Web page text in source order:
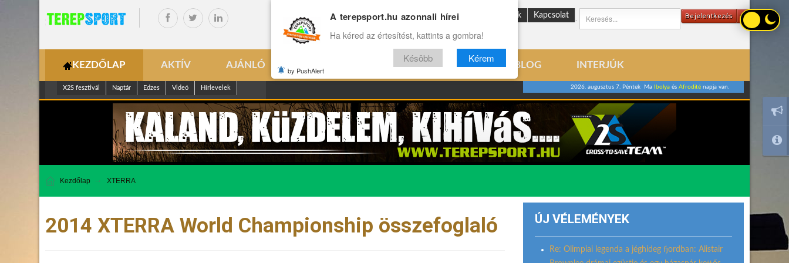
Bejelentkezés
ENG Reviews Archívum Rólunk Kapcsolat
KEZDŐLAP AKTÍV AJÁNLÓ ÉLETMÓD VILÁG BLOG INTERJÚK
X2S fesztivál Naptár Edzes Videó Hírlevelek 2026. augusztus 7. Péntek Ma Ibolyaés Afroditénapja van.
Kezdőlap XTERRA
2014 XTERRA World Championship összefoglaló ÚJ VÉLEMÉNYEK
Re: Olimpiai legenda a jéghideg fjordban: Alistair
A terepsport.hu azonnali hírei
Ha kéred az értesítést, kattints a gombra!
Késöbb Kérem
by PushAlert